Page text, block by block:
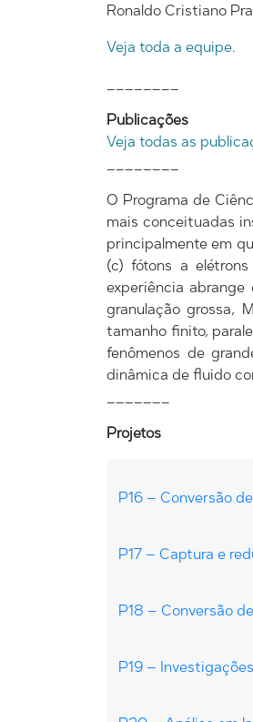
Ronaldo Cristiano
Veja toda a equipe.
Publicações
Veja todas as
O Programa de
mais conceituadas
principalmente em
(c) fótons a
experiência
granulação grossa,
tamanho finito,
fenômenos de
dinâmica de fluido
Projetos
P16 – Conversão
P17 – Captura e
P18 – Conversão
P19 –